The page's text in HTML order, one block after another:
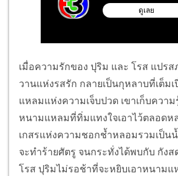
เมื่อความรักของ ปุริม และ โรส แปร
วานแห่งรสรัก กลายเป็นกุหลาบที่เต็ม
แหลมแห่งความเจ็บปวด เขาเก็บควา
หนามแหลมที่ทิ่มแทงใจเอาไว้ตลอดห
เกสรแห่งความชอกช้ำหลอมรวมเป็น
จะทำร้ายศัตรู จนกระทั่งได้พบกับ กังส
โรส ปุริมไม่รอช้าที่จะหยิบเอาหนาม